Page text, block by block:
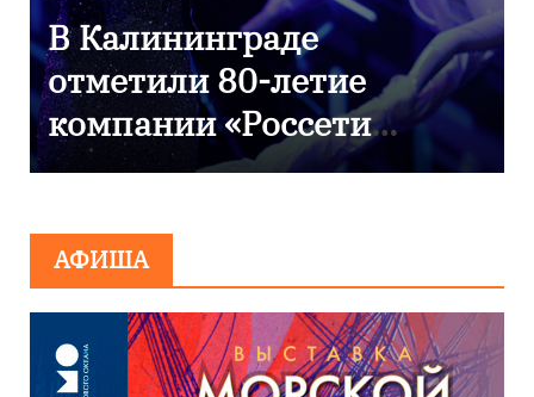
9 Мая — День Победы!
АФИША